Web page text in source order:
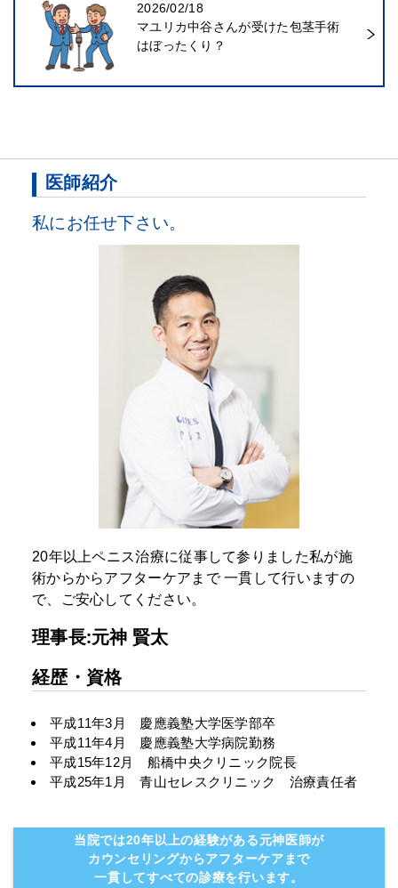
2026/02/18
マユリカ中谷さんが受けた包茎手術
はぼったくり？
医師紹介
私にお任せ下さい。
20年以上ペニス治療に従事して参りました私が施
術からからアフターケアまで一貫して行いますの
で、ご安心してください。
理事長:元神 賢太
経歴・資格
平成11年3月 慶應義塾大学医学部卒
平成11年4月 慶應義塾大学病院勤務
平成15年12月 船橋中央クリニック院長
平成25年1月 青山セレスクリニック 治療責任者
当院では20年以上の経験がある元神医師が
カウンセリングからアフターケアまで
一貫してすべての診療を行います。